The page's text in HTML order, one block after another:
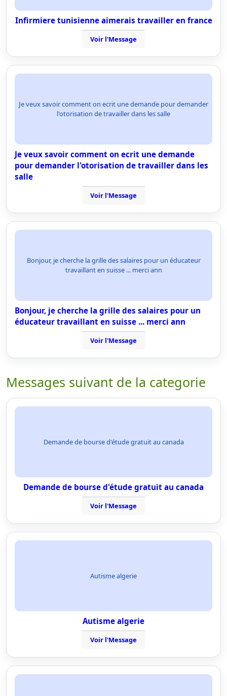
Infirmiere tunisienne aimerais travailler en france
Voir l'Message
Je veux savoir comment on ecrit une demande pour demander
l'otorisation de travailler dans les salle
Je veux savoir comment on ecrit une demande
pour demander l'otorisation de travailler dans les
salle
Voir l'Message
Bonjour, je cherche la grille des salaires pour un éducateur
travaillant en suisse ... merci ann
Bonjour, je cherche la grille des salaires pour un
éducateur travaillant en suisse ... merci ann
Voir l'Message
Messages suivant de la categorie
Demande de bourse d'étude gratuit au canada
Demande de bourse d'étude gratuit au canada
Voir l'Message
Autisme algerie
Autisme algerie
Voir l'Message